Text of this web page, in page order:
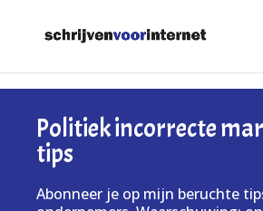
Politiek incorrecte
tips
Abonneer je op mijn beruchte